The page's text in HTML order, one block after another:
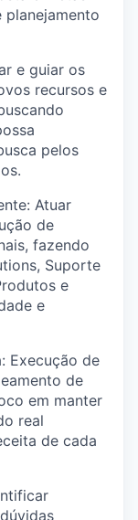
e guiar os
recursos e
pelos
Atuar
de
fazendo
Suporte
e
e
Execução de
de
em manter
real
de cada